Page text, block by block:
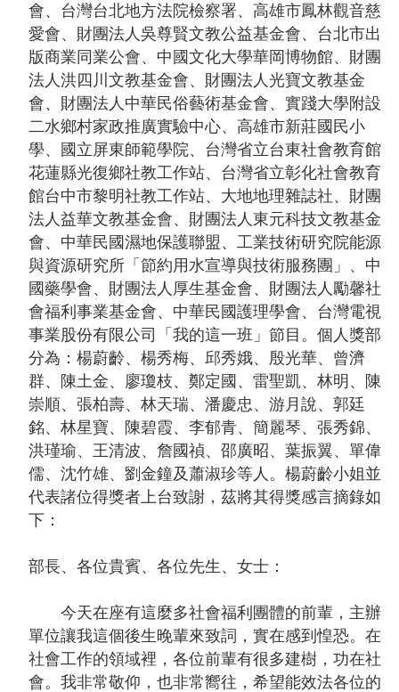
告
回
首
頁
網
站
導
覽
意
見
信
箱
常
見
問
答
友
善
措
服
文
版
會、台灣台北地方法院檢察署、高雄市鳳林觀音慈
愛會、財團法人吳尊賢文教公益基金會、台北市出
版商業同業公會、中國文化大學華岡博物館、財團
法人洪四川文教基金會、財團法人光寶文教基金
會、財團法人中華民俗藝術基金會、實踐大學附設
二水鄉村家政推廣實驗中心、高雄市新莊國民小
學、國立屏東師範學院、台灣省立台東社會教育館
花蓮縣光復鄉社教工作站、台灣省立彰化社會教育
館台中市黎明社教工作站、大地地理雜誌社、財團
法人益華文教基金會、財團法人東元科技文教基金
會、中華民國濕地保護聯盟、工業技術研究院能源
與資源研究所「節約用水宣導與技術服務團」、中
國藥學會、財團法人厚生基金會、財團法人勵馨社
會福利事業基金會、中華民國護理學會、台灣電視
事業股份有限公司「我的這一班」節目。個人獎部
分為：楊蔚齡、楊秀梅、邱秀娥、殷光華、曾濟
群、陳土金、廖瓊枝、鄭定國、雷聖凱、林明、陳
崇順、張柏壽、林天瑞、潘慶忠、游月說、郭廷
銘、林星寶、陳碧霞、李郁青、簡麗琴、張秀錦、
洪瑾瑜、王清波、詹國禎、邵廣昭、葉振翼、單偉
儒、沈竹雄、劉金鐘及蕭淑珍等人。楊蔚齡小姐並
代表諸位得獎者上台致謝，茲將其得獎感言摘錄如
下：
部長、各位貴賓、各位先生、女士：
今天在座有這麼多社會福利團體的前輩，主辦
單位讓我這個後生晚輩來致詞，實在感到惶恐。在
社會工作的領域裡，各位前輩有很多建樹，功在社
會。我非常敬仰，也非常嚮往，希望能效法各位的